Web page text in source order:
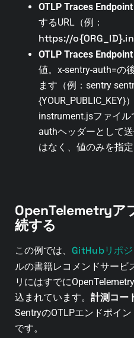
OTLP Traces Endpoint
するURL（例：
https://
OTLP Traces
値。x-sentry-auth=の
ます（例：sentry
{YOUR_PUBLIC_KEY}
instrument.jsファイル
authヘッダーとして
はなく、値のみを指定
OpenTelemetryア
続する
この例では、 GitHubリポ
ルの書籍レコメンドサービ
リにはすでに
込まれています。 計測コー
SentryのOTLPエンドポイ
です。